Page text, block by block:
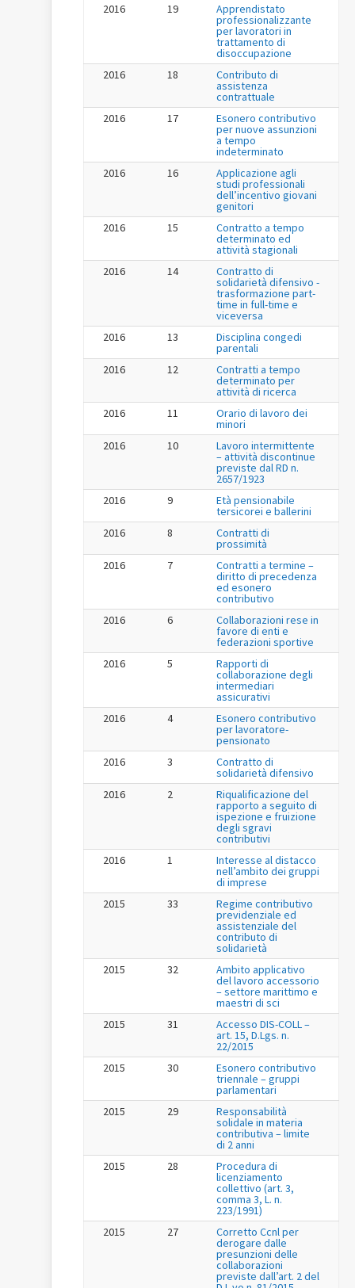
2016
19 Apprendistato
professionalizzante
per lavoratori in
trattamento di
disoccupazione
2016
18 Contributo di
assistenza
contrattuale
2016
17 Esonero contributivo
per nuove assunzioni
a tempo
indeterminato
2016
16 Applicazione agli
studi professionali
dell’incentivo giovani
genitori
2016
15 Contratto a tempo
determinato ed
attività stagionali
2016
14 Contratto di
solidarietà difensivo -
trasformazione part-
time in full-time e
viceversa
2016
13 Disciplina congedi
parentali
2016
12 Contratti a tempo
determinato per
attività di ricerca
2016
11 Orario di lavoro dei
minori
2016
10 Lavoro intermittente
– attività discontinue
previste dal RD n.
2657/1923
2016
9 Età pensionabile
tersicorei e ballerini
2016
8 Contratti di
prossimità
2016
7 Contratti a termine –
diritto di precedenza
ed esonero
contributivo
2016
6 Collaborazioni rese in
favore di enti e
federazioni sportive
2016
5 Rapporti di
collaborazione degli
intermediari
assicurativi
2016
4 Esonero contributivo
per lavoratore-
pensionato
2016
3 Contratto di
solidarietà difensivo
2016
2 Riqualificazione del
rapporto a seguito di
ispezione e fruizione
degli sgravi
contributivi
2016
1 Interesse al distacco
nell’ambito dei gruppi
di imprese
2015
33 Regime contributivo
previdenziale ed
assistenziale del
contributo di
solidarietà
2015
32 Ambito applicativo
del lavoro accessorio
– settore marittimo e
maestri di sci
2015
31 Accesso DIS-COLL –
art. 15, D.Lgs. n.
22/2015
2015
30 Esonero contributivo
triennale – gruppi
parlamentari
2015
29 Responsabilità
solidale in materia
contributiva – limite
di 2 anni
2015
28 Procedura di
licenziamento
collettivo (art. 3,
comma 3, L. n.
223/1991)
2015
27 Corretto Ccnl per
derogare dalle
presunzioni delle
collaborazioni
previste dall’art. 2 del